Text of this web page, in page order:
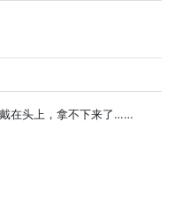
在头上，拿不下来了……